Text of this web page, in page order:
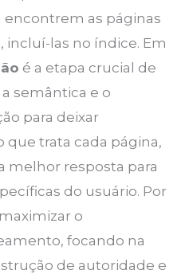
as páginas
las no índice. Em
é a etapa crucial de
semântica e o
para deixar
trata cada página,
melhor resposta para
do usuário. Por
o
focando na
de autoridade e